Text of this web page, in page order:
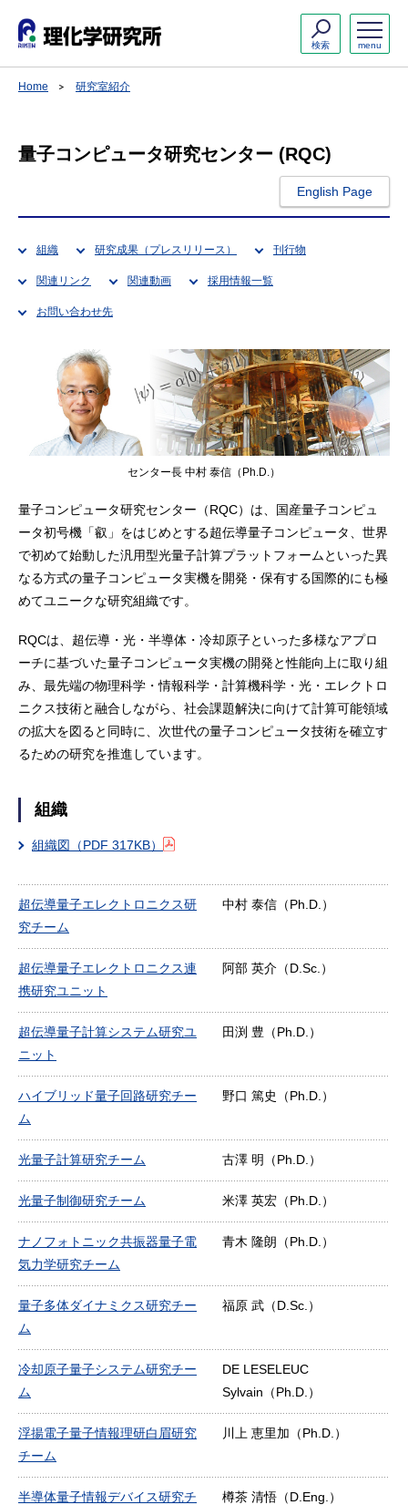
menu
検索
Home 研究室紹介
量子コンピュータ研究センター (RQC)
English Page
組織 研究成果（プレスリリース） 刊行物
関連リンク 関連動画 採用情報一覧
お問い合わせ先
センター長 中村 泰信（Ph.D.）
量子コンピュータ研究センター（RQC）は、国産量子コンピュ
ータ初号機「叡」をはじめとする超伝導量子コンピュータ、世界
で初めて始動した汎用型光量子計算プラットフォームといった異
なる方式の量子コンピュータ実機を開発・保有する国際的にも極
めてユニークな研究組織です。
RQCは、超伝導・光・半導体・冷却原子といった多様なアプロ
ーチに基づいた量子コンピュータ実機の開発と性能向上に取り組
み、最先端の物理科学・情報科学・計算機科学・光・エレクトロ
ニクス技術と融合しながら、社会課題解決に向けて計算可能領域
の拡大を図ると同時に、次世代の量子コンピュータ技術を確立す
るための研究を推進しています。
組織
組織図 （PDF 317KB）
超伝導量子エレクトロニクス研
究チーム
中村 泰信（Ph.D.）
超伝導量子エレクトロニクス連
携研究ユニット
阿部 英介（D.Sc.）
超伝導量子計算システム研究ユ
ニット
田渕 豊（Ph.D.）
ハイブリッド量子回路研究チー
ム
野口 篤史（Ph.D.）
光量子計算研究チーム 古澤 明（Ph.D.）
光量子制御研究チーム 米澤 英宏（Ph.D.）
ナノフォトニック共振器量子電
気力学研究チーム
青木 隆朗（Ph.D.）
量子多体ダイナミクス研究チー
ム
福原 武（D.Sc.）
冷却原子量子システム研究チー
ム
DE LESELEUC
Sylvain（Ph.D.）
浮揚電子量子情報理研白眉研究
チーム
川上 恵里加（Ph.D.）
半導体量子情報デバイス研究チ
樽茶 清悟（D.Eng.）